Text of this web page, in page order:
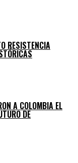
RESISTENCIA
A COLOMBIA EL
DE